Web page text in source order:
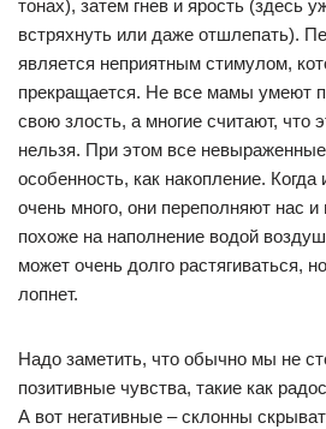
тонах), затем гнев и ярость (здесь
встряхнуть или даже отшлепать).
является неприятным стимулом,
прекращается. Не все мамы умеют
свою злость, а многие считают, что
нельзя. При этом все
особенность, как накопление. Когда
очень много, они переполняют нас
похоже на наполнение водой
может очень долго растягиваться,
лопнет.
Надо заметить, что обычно мы не
позитивные чувства, такие как
А вот негативные – склонны